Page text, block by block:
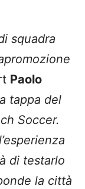
squadra
Paolo
tappa del
Soccer.
di testarlo
la città